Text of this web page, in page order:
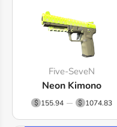
Five-SeveN
Neon Kimono
155.94 1074.83